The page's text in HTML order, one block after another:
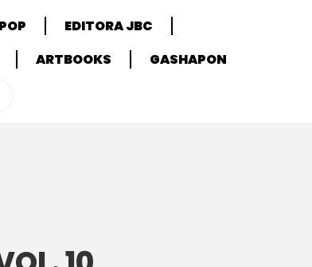
EDITORA JBC
ARTBOOKS GASHAPON